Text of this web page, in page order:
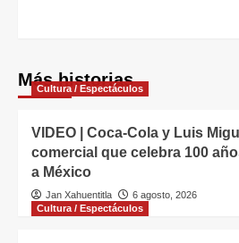
Más historias
Cultura / Espectáculos
VIDEO | Coca-Cola y Luis
comercial que celebra 100
a México
Jan Xahuentitla
6 agosto, 2026
Cultura / Espectáculos